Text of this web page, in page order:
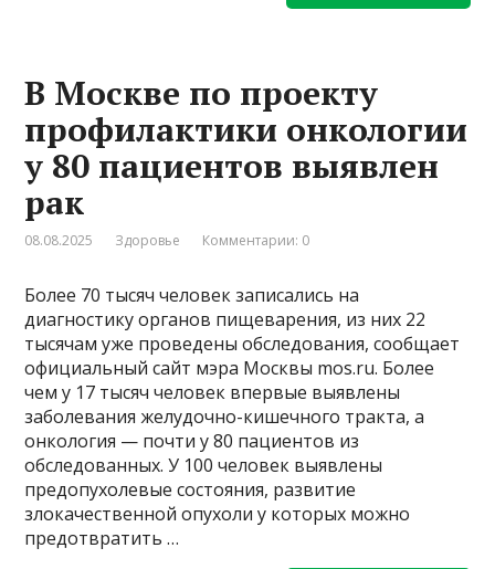
В Москве по проекту
профилактики онкологии
у 80 пациентов выявлен
рак
08.08.2025 Здоровье Комментарии: 0
Более 70 тысяч человек записались на
диагностику органов пищеварения, из них 22
тысячам уже проведены обследования, сообщает
официальный сайт мэра Москвы mos.ru. Более
чем у 17 тысяч человек впервые выявлены
заболевания желудочно-кишечного тракта, а
онкология — почти у 80 пациентов из
обследованных. У 100 человек выявлены
предопухолевые состояния, развитие
злокачественной опухоли у которых можно
предотвратить …